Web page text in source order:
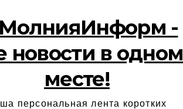
МолнияИнформ -
новости в одном
месте!
персональная лента коротких